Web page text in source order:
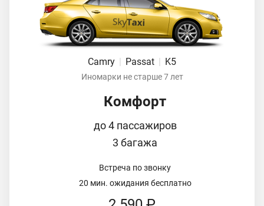
Camry Passat K5
Иномарки не старше 7 лет
Комфорт
до 4 пассажиров
3 багажа
Встреча по звонку
20 мин. ожидания бесплатно